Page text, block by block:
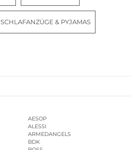
SCHLAFANZÜGE & PYJAMAS
AESOP
ALESSI
ARMEDANGELS
BDK